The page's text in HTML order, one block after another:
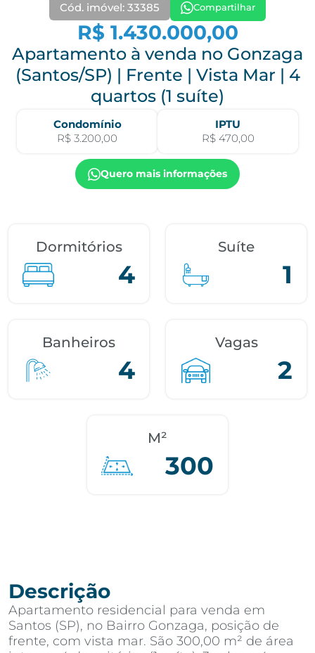
Cód. imóvel: 33385 Compartilhar
R$ 1.430.000,00
Apartamento à venda no Gonzaga
(Santos/SP) | Frente | Vista Mar | 4
quartos (1 suíte)
Condomínio
R$ 3.200,00
IPTU
R$ 470,00
Quero mais informações
Dormitórios
4
Suíte
1
Banheiros
4
Vagas
2
M²
300
Descrição
Apartamento residencial para venda em
Santos (SP), no Bairro Gonzaga, posição de
frente, com vista mar. São 300,00 m² de área